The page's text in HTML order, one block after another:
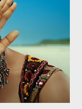
பேசுகிறது.
ஒவ்வொரு
நன்கு படித்து
பகுதியாய்
இப்போதும் அப்போதும்,